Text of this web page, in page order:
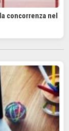
concorrenza nel